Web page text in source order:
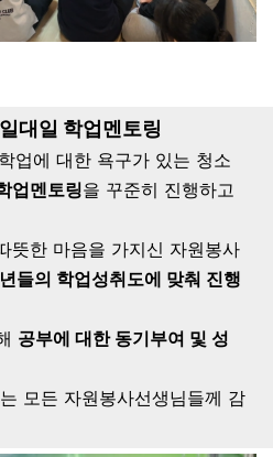
대일 학업멘토링
업에 대한 욕구가 있는 청소
업멘토링을 꾸준히 진행하고
뜻한 마음을 가지신 자원봉사
들의 학업성취도에 맞춰 진행
공부에 대한 동기부여 및 성
모든 자원봉사선생님들께 감